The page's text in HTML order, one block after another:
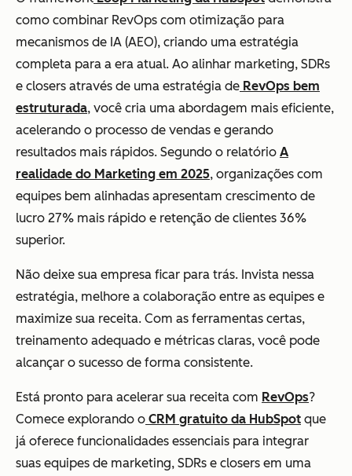
como combinar RevOps com otimização para
mecanismos de IA (AEO), criando uma estratégia
completa para a era atual. Ao alinhar marketing, SDRs
e closers através de uma estratégia de RevOps bem
estruturada, você cria uma abordagem mais eficiente,
acelerando o processo de vendas e gerando
resultados mais rápidos. Segundo o relatório A
realidade do Marketing em 2025, organizações com
equipes bem alinhadas apresentam crescimento de
lucro 27% mais rápido e retenção de clientes 36%
superior.
Não deixe sua empresa ficar para trás. Invista nessa
estratégia, melhore a colaboração entre as equipes e
maximize sua receita. Com as ferramentas certas,
treinamento adequado e métricas claras, você pode
alcançar o sucesso de forma consistente.
Está pronto para acelerar sua receita com RevOps?
Comece explorando o CRM gratuito da HubSpot que
já oferece funcionalidades essenciais para integrar
suas equipes de marketing, SDRs e closers em uma